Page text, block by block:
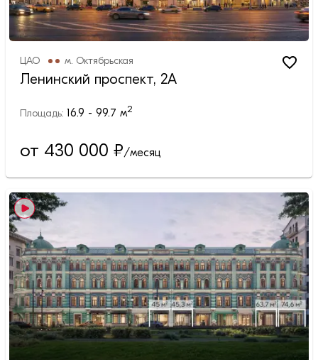
ЦАО м. Октябрьская
Ленинский проспект, 2А
Площадь: 16.9 - 99.7 м2
от 430 000 ₽/месяц